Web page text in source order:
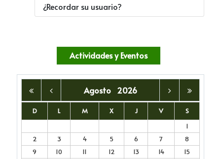
¿Recordar su usuario?
Actividades y Eventos
Agosto 2026
D L M X J V
S
1
2
3 4 5 6 7
8
9
10 11 12 13 14
15